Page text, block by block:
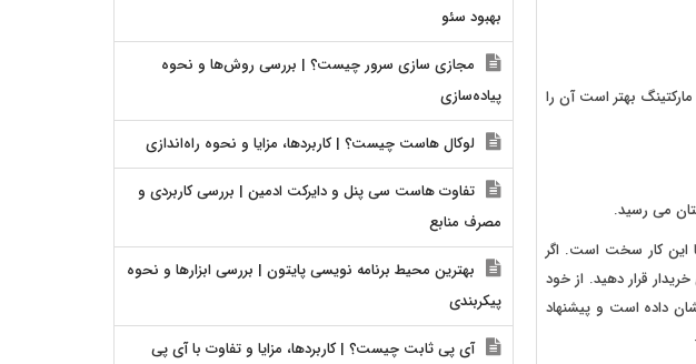
بهتر است آن را
می رسید.
این کار سخت است. اگر
قرار دهید. از خود
داده است و پیشنهاد
بهبود سئو
مجازی سازی سرور چیست؟ | بررسی روش‌ها و نحوه
پیاده‌سازی
لوکال هاست چیست؟ | کاربردها، مزایا و نحوه راه‌اندازی
تفاوت هاست سی پنل و دایرکت ادمین | بررسی کاربردی و
مصرف منابع
بهترین محیط برنامه نویسی پایتون | بررسی ابزارها و نحوه
پیکربندی
آی پی ثابت چیست؟ | کاربردها، مزایا و تفاوت با آی پی